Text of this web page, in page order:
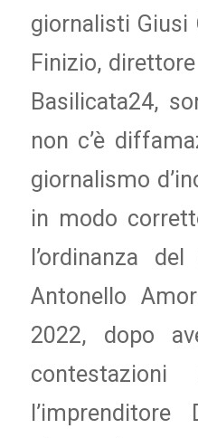
giornalisti Giusi
Finizio,
Basilicata24,
non c’è
giornalismo
in modo
l’ordinanza
Antonello
2022, dopo
contestazioni
l’imprenditore